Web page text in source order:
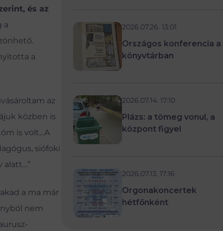
és az
a
a
az
közben is
is volt...A
siófoki
alatt…”
a ma már
nem
2026.07.26. 13:01
Országos konferencia a
könyvtárban
2026.07.14. 17:10
Plázs: a tömeg vonul, a
központ figyel
2026.07.13. 17:16
Orgonakoncertek
hétfőnként